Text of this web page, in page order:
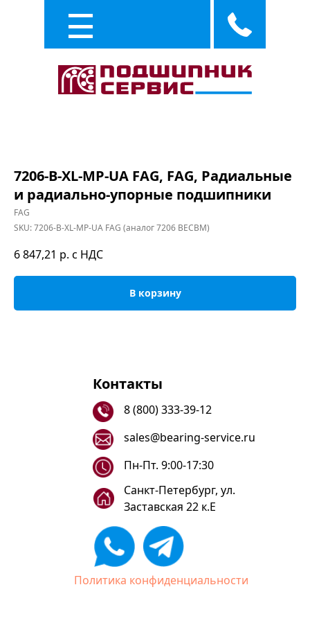
7206-B-XL-MP-UA FAG, FAG, Радиальные
и радиально-упорные подшипники
FAG
SKU:7206-B-XL-MP-UA FAG (аналог 7206 BECBM)
6 847,21 р. с НДС
В корзину
Контакты
8 (800) 333-39-12
sales@bearing-service.ru
Санкт-Петербург, ул.
Заставская 22 к.Е
Пн-Пт. 9:00-17:30
Политика конфиденциальности